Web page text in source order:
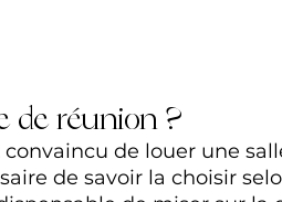
de réunion ?
de louer une
de savoir la choisir